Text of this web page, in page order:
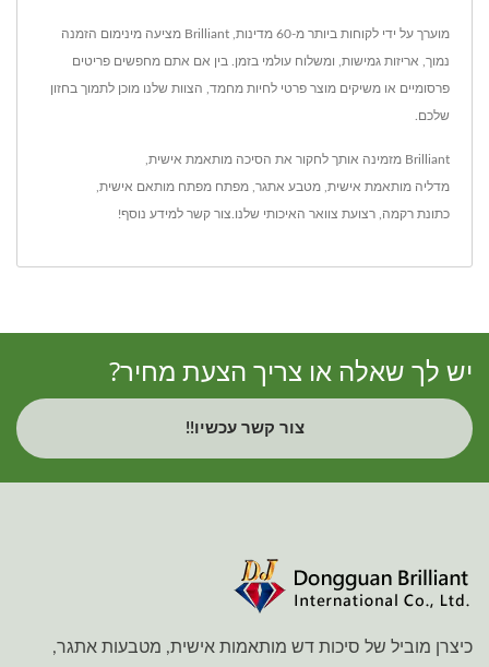
מוערך על ידי לקוחות ביותר מ-60 מדינות, Brilliant מציעה מינימום הזמנה
נמוך, אריזות גמישות, ומשלוח עולמי בזמן. בין אם אתם מחפשים פריטים
פרסומיים או משיקים מוצר פרטי לחיות מחמד, הצוות שלנו מוכן לתמוך בחזון
שלכם.
Brilliant מזמינה אותך לחקור את ה סיכה מותאמת אישית
מדליה מותאמת אישית מטבע אתגר מפתח מפתח מותאם אישית
כתונת רקמה רצועת צוואר האיכותי שלנו. צור קשר למידע נוסף!
יש לך שאלה או צריך הצעת מחיר?
צור קשר עכשיו!!
כיצרן מוביל של סיכות דש מותאמות אישית, מטבעות אתגר,